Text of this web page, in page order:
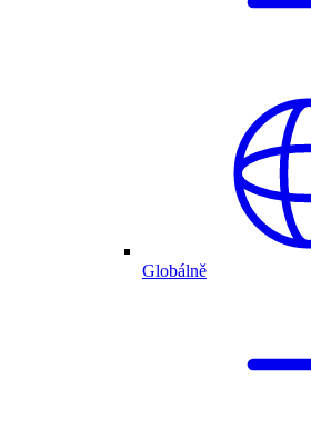
Globálně